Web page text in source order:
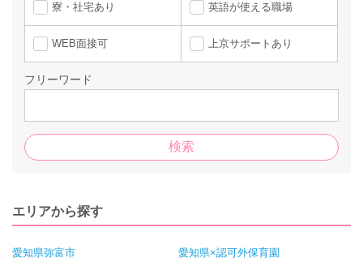
寮・社宅あり 英語が使える職場
WEB面接可 上京サポートあり
フリーワード
エリアから探す
愛知県弥富市 愛知県×認可外保育園